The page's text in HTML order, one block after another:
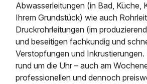
Abwasserleitungen (in Bad, Küche,
Ihrem Grundstück) wie auch
Druckrohrleitungen (im
und beseitigen fachkundig und
Verstopfungen und Inkrustierungen.
rund um die Uhr – auch am
professionellen und dennoch